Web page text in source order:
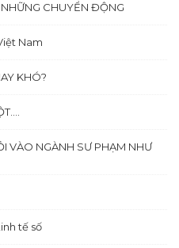
CHUYỂN ĐỘNG
Nam
KHÓ?
VÀO NGÀNH SƯ PHẠM NHƯ
tế số